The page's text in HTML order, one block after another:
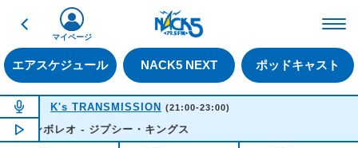
戻る
エアスケジュール NACK5 NEXT ポッドキャスト
マイページ
NOW ON AIR
K's TRANSMISSION (21:00-23:00)
NOW PLAYING21:55
バンボレオ - ジプシー・キングス